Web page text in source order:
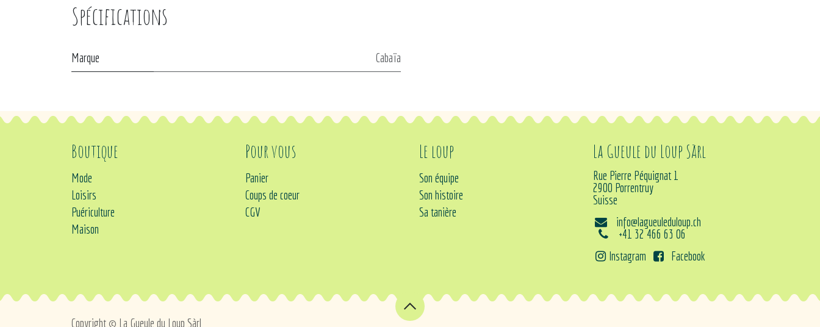
Spécifications
Marque Cabaïa
Boutique
Mode
Loisirs
Puériculture
Maison
Pour vous
Panier
Coups de coeur
CGV
Le loup
Son équipe
Son histoire
Sa tanière
La Gueule du Loup Sàrl
Rue Pierre Péquignat 1
2900 Porrentruy
Suisse
info@lagueuleduloup.ch
+41 32 466 63 06
Instagram
Facebook
Copyright © La Gueule du Loup Sàrl